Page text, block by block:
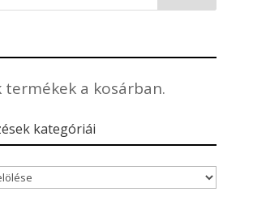
termékek a kosárban.
kategóriái